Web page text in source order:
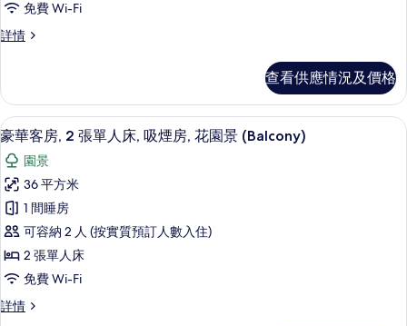
台
(Pyramid
Exec
Lounge
Access)
的
相
片
台
view
Lounge
Access)
詳
情
房,
1
特
大
雙
人
床,
吸
煙
房,
花
園
免費 Wi-Fi
詳情
豪
1
張
特
雙
人
床,
吸
煙
房,
花
園
(Balcony)
查看供應情況及價格
載
入
所
有
豪
華
客
房,
2
迷你吧、房內夾萬、書桌、熨斗/熨衫
5
豪華客房, 2 張單人床, 吸煙房, 花園景 (Balcony)
園景
36 平方米
1 間睡房
可容納 2 人 (按實質預訂人數入住)
2 張單人床
免費 Wi-Fi
詳情
豪